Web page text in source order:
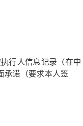
行人信息记录（在中
承诺（要求本人签